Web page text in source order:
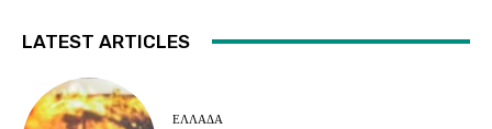
LATEST ARTICLES
ΕΛΛΑΔΑ